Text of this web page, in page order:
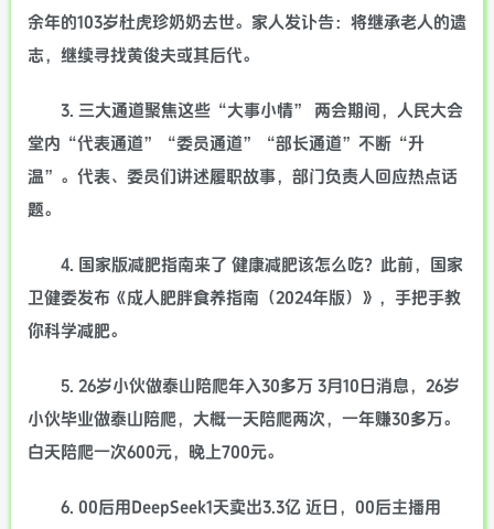
余年的103岁杜虎珍奶奶去世。家人发讣告：将继承老人的遗
志，继续寻找黄俊夫或其后代。
3. 三大通道聚焦这些“大事小情” 两会期间，人民大会
堂内“代表通道”“委员通道”“部长通道”不断“升
温”。代表、委员们讲述履职故事，部门负责人回应热点话
题。
4. 国家版减肥指南来了 健康减肥该怎么吃？此前，国家
卫健委发布《成人肥胖食养指南（2024年版）》，手把手教
你科学减肥。
5. 26岁小伙做泰山陪爬年入30多万 3月10日消息，26岁
小伙毕业做泰山陪爬，大概一天陪爬两次，一年赚30多万。
白天陪爬一次600元，晚上700元。
6. 00后用DeepSeek1天卖出3.3亿 近日，00后主播用